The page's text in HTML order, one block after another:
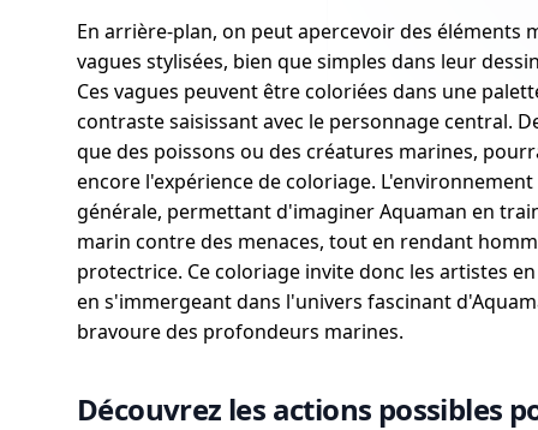
En arrière-plan, on peut apercevoir des éléments
vagues stylisées, bien que simples dans leur
Ces vagues peuvent être coloriées dans une
contraste saisissant avec le personnage central.
que des poissons ou des créatures marines,
encore l'expérience de coloriage.
générale, permettant d'imaginer Aquaman en
marin contre des menaces, tout en rendant
protectrice. Ce coloriage invite donc les artistes
en s'immergeant dans l'univers fascinant
bravoure des profondeurs marines.
Découvrez les actions possibles